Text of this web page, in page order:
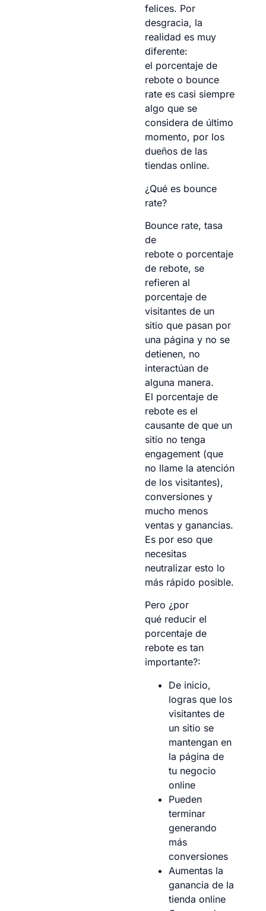
felices. Por
desgracia, la
realidad es muy
diferente:
el porcentaje de
rebote o bounce
rate es casi siempre
algo que se
considera de último
momento, por los
dueños de las
tiendas online.
¿Qué es bounce
rate?
Bounce rate, tasa
de
rebote o porcentaje
de rebote, se
refieren al
porcentaje de
visitantes de un
sitio que pasan por
una página y no se
detienen, no
interactúan de
alguna manera.
El porcentaje de
rebote es el
causante de que un
sitio no tenga
engagement (que
no llame la atención
de los visitantes),
conversiones y
mucho menos
ventas y ganancias.
Es por eso que
necesitas
neutralizar esto lo
más rápido posible.
Pero ¿por
qué reducir el
porcentaje de
rebote es tan
importante?:
De inicio,
logras que los
visitantes de
un sitio se
mantengan en
la página de
tu negocio
online
Pueden
terminar
generando
más
conversiones
Aumentas la
ganancia de la
tienda online